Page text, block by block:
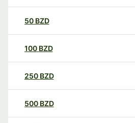
50 BZD
100 BZD
250 BZD
500 BZD